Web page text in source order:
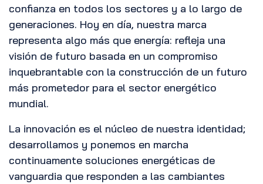
confianza en todos los sectores y a lo largo de
generaciones. Hoy en día, nuestra marca
representa algo más que energía: refleja una
visión de futuro basada en un compromiso
inquebrantable con la construcción de un futuro
más prometedor para el sector energético
mundial.
La innovación es el núcleo de nuestra identidad;
desarrollamos y ponemos en marcha
continuamente soluciones energéticas de
vanguardia que responden a las cambiantes